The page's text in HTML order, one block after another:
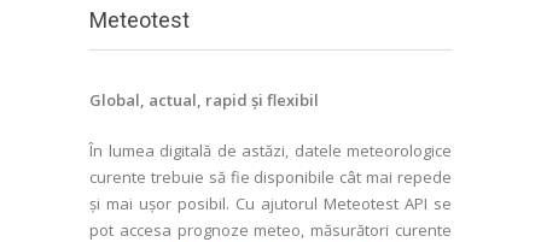
Meteotest
Global, actual, rapid și flexibil
În lumea digitală de astăzi, datele meteorologice
curente trebuie să fie disponibile cât mai repede
și mai ușor posibil. Cu ajutorul Meteotest API se
pot accesa prognoze meteo, măsurători curente